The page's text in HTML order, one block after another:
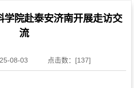
学院赴泰安济南开展走访交
流
08-03 点击数：[137]